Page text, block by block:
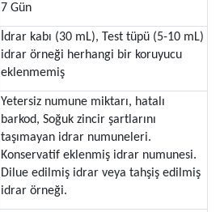
7 Gün
İdrar kabı (30 mL), Test tüpü (5-10 mL)
idrar örneği herhangi bir koruyucu
eklenmemiş
Yetersiz numune miktarı, hatalı
barkod, Soğuk zincir şartlarını
taşımayan idrar numuneleri.
Konservatif eklenmiş idrar numunesi.
Dilue edilmiş idrar veya tahşiş edilmiş
idrar örneği.